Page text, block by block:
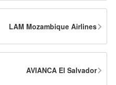
LAM Mozambique Airlines
AVIANCA El Salvador